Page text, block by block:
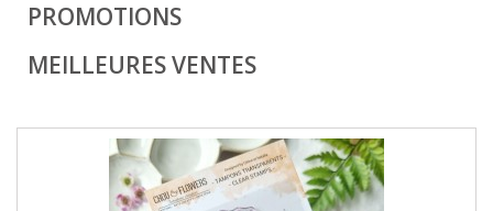
PROMOTIONS
MEILLEURES VENTES